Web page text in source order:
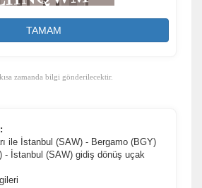
TAMAM
zamanda bilgi gönderilecektir.
ile İstanbul (SAW) - Bergamo (BGY)
- İstanbul (SAW) gidiş dönüş uçak